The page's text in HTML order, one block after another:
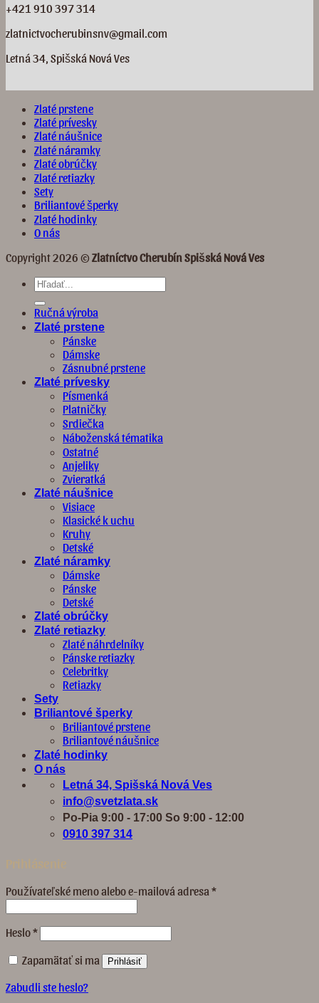
+421 910 397 314
zlatnictvocherubinsnv@gmail.com
Letná 34, Spišská Nová Ves
Zlaté prstene
Zlaté prívesky
Zlaté náušnice
Zlaté náramky
Zlaté obrúčky
Zlaté retiazky
Sety
Briliantové šperky
Zlaté hodinky
O nás
Copyright 2026 © Zlatníctvo Cherubín Spišská Nová Ves
Hľadať:
Ručná výroba
Zlaté prstene
Pánske
Dámske
Zásnubné prstene
Zlaté prívesky
Písmenká
Platničky
Srdiečka
Náboženská tématika
Ostatné
Anjeliky
Zvieratká
Zlaté náušnice
Visiace
Klasické k uchu
Kruhy
Detské
Zlaté náramky
Dámske
Pánske
Detské
Zlaté obrúčky
Zlaté retiazky
Zlaté náhrdelníky
Pánske retiazky
Celebritky
Retiazky
Sety
Briliantové šperky
Briliantové prstene
Briliantové náušnice
Zlaté hodinky
O nás
Letná 34, Spišská Nová Ves
info@svetzlata.sk
Po-Pia 9:00 - 17:00 So 9:00 - 12:00
0910 397 314
Prihlásenie
Používateľské meno alebo e-mailová adresa *Povinné
Heslo*Povinné
Zapamätať si ma Prihlásiť
Zabudli ste heslo?